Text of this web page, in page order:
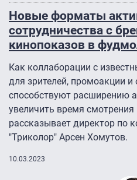
Новые форматы
сотрудничества с
кинопоказов в
Как коллаборации с
для зрителей, промоакции
способствуют расширению
увеличить время смотрения
рассказывает директор по
"Триколор" Арсен Хомутов.
10.03.2023